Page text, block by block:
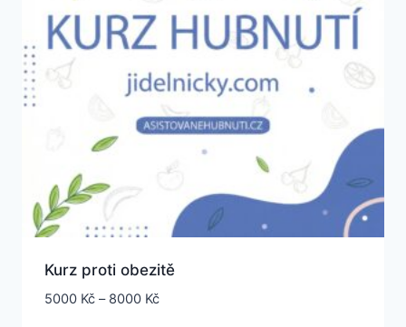
Kurz proti obezitě
5000 Kč – 8000 Kč